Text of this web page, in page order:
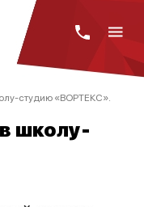
студию «ВОРТЕКС».
школу-